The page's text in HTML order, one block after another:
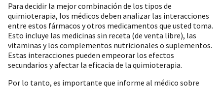
Para decidir la mejor combinación de los tipos de
quimioterapia, los médicos deben analizar las interacciones
entre estos fármacos y otros medicamentos que usted toma.
Esto incluye las medicinas sin receta (de venta libre), las
vitaminas y los complementos nutricionales o suplementos.
Estas interacciones pueden empeorar los efectos
secundarios y afectar la eficacia de la quimioterapia.
Por lo tanto, es importante que informe al médico sobre